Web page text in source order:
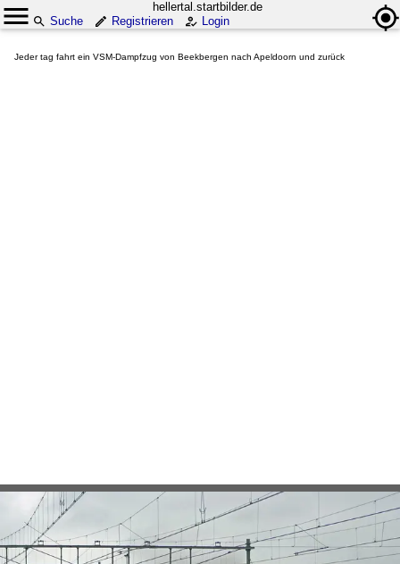
hellertal.startbilder.de
Suche
Registrieren Login
Jeder tag fahrt ein VSM-Dampfzug von Beekbergen nach Apeldoorn und zurück